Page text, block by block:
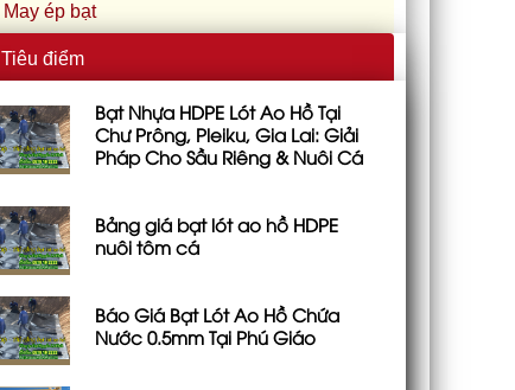
May ép bạt
Tiêu điểm
Bạt Nhựa HDPE Lót Ao Hồ Tại
Chư Prông, Pleiku, Gia Lai: Giải
Pháp Cho Sầu Riêng & Nuôi Cá
Bảng giá bạt lót ao hồ HDPE
nuôi tôm cá
Báo Giá Bạt Lót Ao Hồ Chứa
Nước 0.5mm Tại Phú Giáo